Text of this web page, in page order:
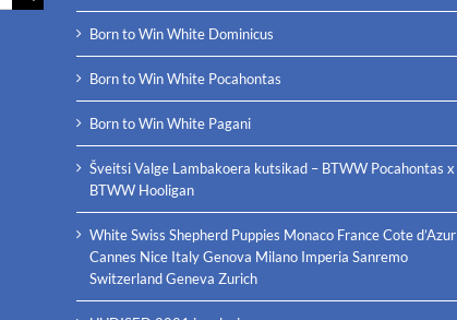
Born to Win White Dominicus
Born to Win White Pocahontas
Born to Win White Pagani
Šveitsi Valge Lambakoera kutsikad – BTWW Pocahontas x
BTWW Hooligan
White Swiss Shepherd Puppies Monaco France Cote d’Azur
Cannes Nice Italy Genova Milano Imperia Sanremo
Switzerland Geneva Zurich